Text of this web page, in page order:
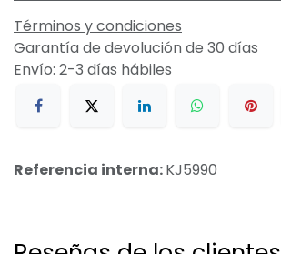
Términos y condiciones
Garantía de devolución de 30 días
Envío: 2-3 días hábiles
Referencia interna:KJ5990